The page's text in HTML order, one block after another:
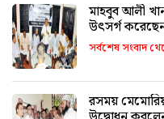
মাহবুব আলী
উৎসর্গ
সর্বশেষ সংবাদ
রসময়